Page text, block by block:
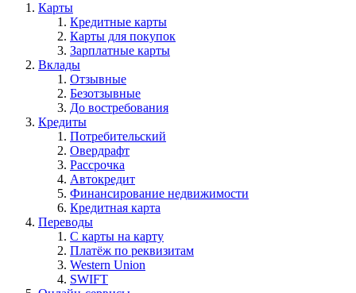
Карты
Кредитные карты
Карты для покупок
Зарплатные карты
Вклады
Отзывные
Безотзывные
До востребования
Кредиты
Потребительский
Овердрафт
Рассрочка
Автокредит
Финансирование недвижимости
Кредитная карта
Переводы
С карты на карту
Платёж по реквизитам
Western Union
SWIFT